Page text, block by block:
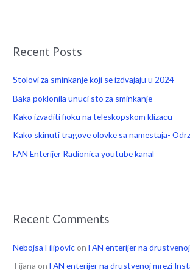
Recent Posts
Stolovi za sminkanje koji se izdvajaju u 2024
Baka poklonila unuci sto za sminkanje
Kako izvaditi fioku na teleskopskom klizacu
Kako skinuti tragove olovke sa namestaja-
FAN Enterijer Radionica youtube kanal
Recent Comments
Nebojsa Filipovic onFAN enterijer na
Tijana onFAN enterijer na drustvenoj mrezi
r